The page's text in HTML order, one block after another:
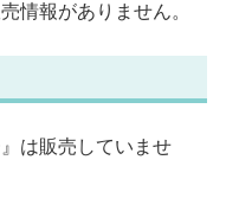
情報がありません。
は販売していませ